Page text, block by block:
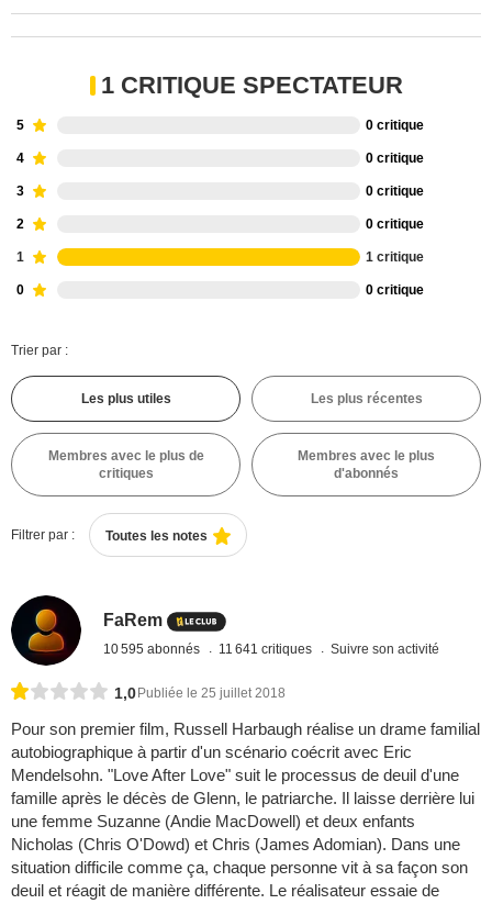
1 CRITIQUE SPECTATEUR
5 0 critique
4 0 critique
3 0 critique
2 0 critique
1 1 critique
0 0 critique
Trier par :
Les plus utiles Les plus récentes
Membres avec le plus de
critiques
Membres avec le plus
d'abonnés
Filtrer par : Toutes les notes
FaRem
10 595 abonnés 11 641 critiques Suivre son activité
1,0 Publiée le 25 juillet 2018
Pour son premier film, Russell Harbaugh réalise un drame familial
autobiographique à partir d'un scénario coécrit avec Eric
Mendelsohn. "Love After Love" suit le processus de deuil d'une
famille après le décès de Glenn, le patriarche. Il laisse derrière lui
une femme Suzanne (Andie MacDowell) et deux enfants
Nicholas (Chris O'Dowd) et Chris (James Adomian). Dans une
situation difficile comme ça, chaque personne vit à sa façon son
deuil et réagit de manière différente. Le réalisateur essaie de